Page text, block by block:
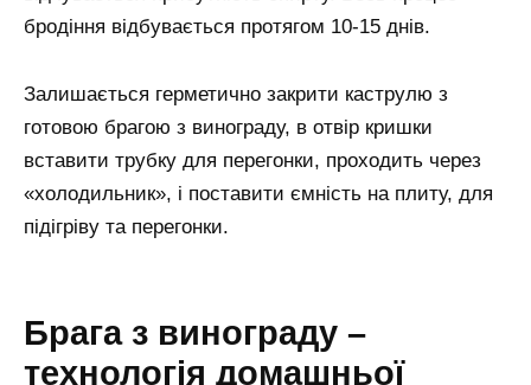
бродіння відбувається протягом 10-15 днів.
Залишається герметично закрити каструлю з
готовою брагою з винограду, в отвір кришки
вставити трубку для перегонки, проходить через
«холодильник», і поставити ємність на плиту, для
підігріву та перегонки.
Брага з винограду –
технологія домашньої